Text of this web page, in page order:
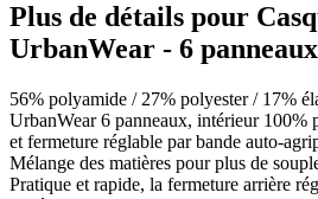
Plus de détails pour
UrbanWear - 6 panneaux
56% polyamide / 27% polyester / 17%
UrbanWear 6 panneaux, intérieur 100%
et fermeture réglable par bande auto-
Mélange des matières pour plus de
Pratique et rapide, la fermeture arrière